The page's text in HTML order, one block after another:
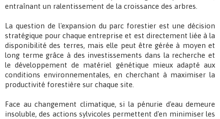
entraînant un ralentissement de la croissance des arbres.
La question de l'expansion du parc forestier est une décision
stratégique pour chaque entreprise et est directement liée à la
disponibilité des terres, mais elle peut être gérée à moyen et
long terme grâce à des investissements dans la recherche et
le développement de matériel génétique mieux adapté aux
conditions environnementales, en cherchant à maximiser la
productivité forestière sur chaque site.
Face au changement climatique, si la pénurie d'eau demeure
insoluble, des actions sylvicoles permettent d'en minimiser les